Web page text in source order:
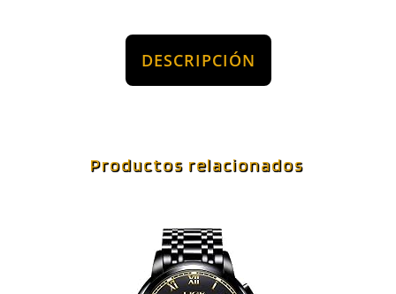
DESCRIPCIÓN
Productos relacionados